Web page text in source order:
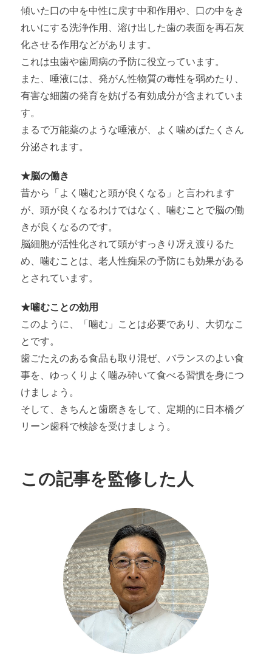
傾いた口の中を中性に戻す中和作用や、口の中をき
れいにする洗浄作用、溶け出した歯の表面を再石灰
化させる作用などがあります。
これは虫歯や歯周病の予防に役立っています。
また、唾液には、発がん性物質の毒性を弱めたり、
有害な細菌の発育を妨げる有効成分が含まれていま
す。
まるで万能薬のような唾液が、よく噛めばたくさん
分泌されます。
★脳の働き
昔から「よく噛むと頭が良くなる」と言われます
が、頭が良くなるわけではなく、噛むことで脳の働
きが良くなるのです。
脳細胞が活性化されて頭がすっきり冴え渡りるた
め、噛むことは、老人性痴呆の予防にも効果がある
とされています。
★噛むことの効用
このように、「噛む」ことは必要であり、大切なこ
とです。
歯ごたえのある食品も取り混ぜ、バランスのよい食
事を、ゆっくりよく噛み砕いて食べる習慣を身につ
けましょう。
そして、きちんと歯磨きをして、定期的に日本橋グ
リーン歯科で検診を受けましょう。
この記事を監修した人